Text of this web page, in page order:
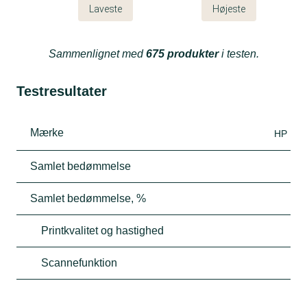
Laveste Højeste
Sammenlignet med675 produkteri testen.
Testresultater
Mærke HP
Samlet bedømmelse
Samlet bedømmelse, %
Printkvalitet og hastighed
Scannefunktion